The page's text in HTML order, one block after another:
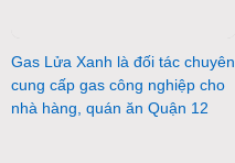
Gas Lửa Xanh là đối tác chuyên
cung cấp gas công nghiệp cho
nhà hàng, quán ăn Quận 12